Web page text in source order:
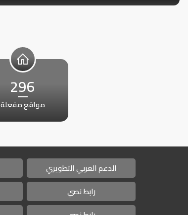
296
مواقع مفعلة
الدعم العربي التطويري
رابط نصي